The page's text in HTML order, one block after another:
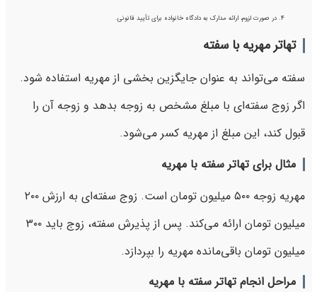
در صورت لزوم، ارائه مدارک به دادگاه خانواده برای تأیید قانونی.
تهاتر مهریه با سفته
سفته می‌تواند به عنوان جایگزین بخشی از مهریه استفاده شود.
اگر زوج سفته‌ای با مبلغ مشخص به زوجه بدهد و زوجه آن را
قبول کند، این مبلغ از مهریه کسر می‌شود.
مثال برای تهاتر سفته با مهریه
مهریه زوجه ۵۰۰ میلیون تومان است. زوج سفته‌ای به ارزش ۲۰۰
میلیون تومان ارائه می‌کند. پس از پذیرش سفته، زوج باید ۳۰۰
میلیون تومان باقی‌مانده مهریه را بپردازد.
مراحل انجام تهاتر سفته با مهریه